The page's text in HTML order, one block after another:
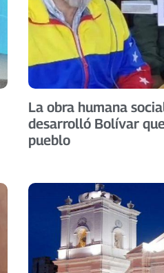
La obra humana
desarrolló Bolívar
pueblo